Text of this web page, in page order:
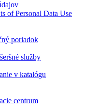
of Personal Data Use
poriadok
služby
v katalógu
centrum